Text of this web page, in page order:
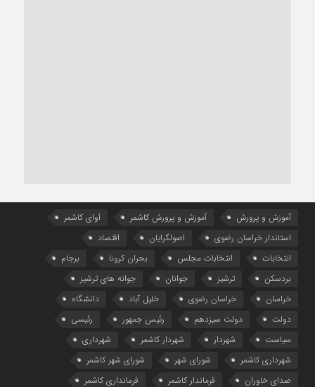
آموزش و پرورش آموزش و پرورش کاشمر
آوای کاشمر
استاندار خراسان رضوی
اصولگرایان
اقتصاد
انتخابات
انتخابات مجلس بحران کرونا
برجام
بردسکن
ترشیز جوانان
جوانه های ترشیز
خراسان
خراسان رضوی خلیل آباد
دانشگاه
دولت
دولت سیزدهم رئیس جمهور
رئیسی
سیاست
شهردار شهردار کاشمر
شهرداری
شهرداری کاشمر
شورای شهر
شورای شهر کاشمر
صدای خاوران
فرماندار کاشمر فرمانداری کاشمر